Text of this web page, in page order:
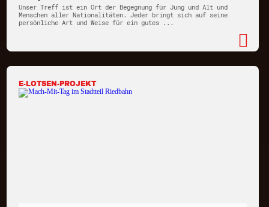
Unser Treff ist ein Ort der Begegnung für Jung und Alt und
Menschen aller Nationalitäten. Jeder bringt sich auf seine
persönliche Art und Weise für ein gutes ...
E-LOTSEN-PROJEKT